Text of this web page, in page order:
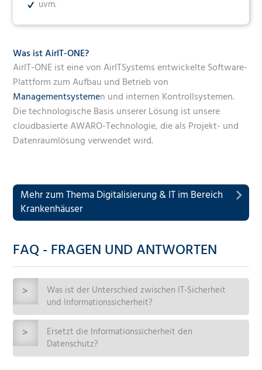
uvm.
Was ist AirIT-ONE?
AirIT-ONE ist eine von AirITSystems entwickelte Software-
Plattform zum Aufbau und Betrieb von
Managementsystemen und internen Kontrollsystemen.
Die technologische Basis unserer Lösung ist unsere
cloudbasierte AWARO-Technologie, die als Projekt- und
Datenraumlösung verwendet wird.
Mehr zum Thema Digitalisierung & IT im Bereich
Krankenhäuser
FAQ - FRAGEN UND ANTWORTEN
Was ist der Unterschied zwischen IT-Sicherheit
und Informationssicherheit?
Im Gegensatz zur IT-Sicherheit bezieht sich
Informationssicherheit neben der Sicherheit eingesetzter
Ersetzt die Informationssicherheit den
Datenschutz?